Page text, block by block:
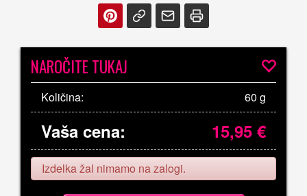
NAROČITE TUKAJ
Količina: 60 g
Vaša cena: 15,95€
Izdelka žal nimamo na zalogi.